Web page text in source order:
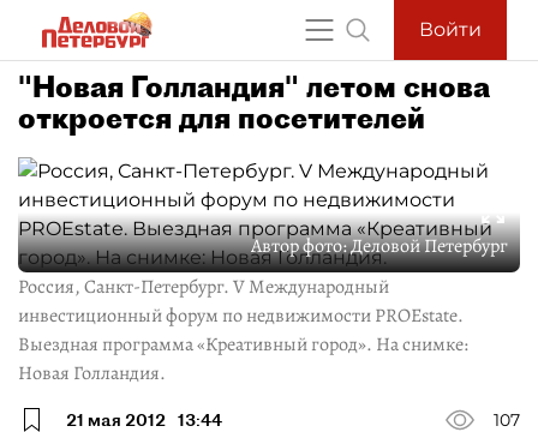
Войти
"Новая Голландия" летом снова
откроется для посетителей
Автор фото:Деловой Петербург
Россия, Санкт-Петербург. V Международный
инвестиционный форум по недвижимости PROEstate.
Выездная программа «Креативный город». На снимке:
Новая Голландия.
21 мая 2012 13:44
107